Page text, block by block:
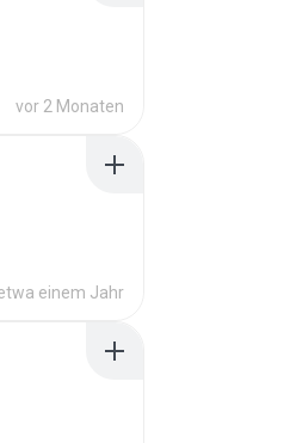
vor 2 Monaten
einem Jahr